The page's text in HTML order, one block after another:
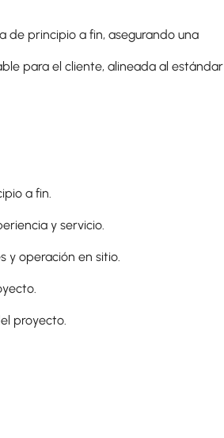
de principio a fin, asegurando una
para el cliente, alineada al estándar
a fin.
y servicio.
y operación en sitio.
proyecto.